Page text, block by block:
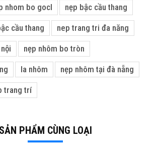
nhom bo gocl nẹp bậc cầu thang
cầu thang nep trang tri đa năng
nẹp nhôm bo tròn
la nhôm nẹp nhôm tại đà nẵng
trang trí
SẢN PHẨM CÙNG LOẠI